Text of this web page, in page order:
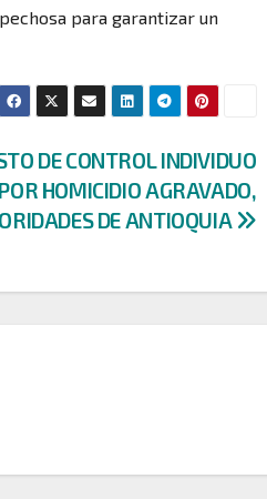
para garantizar un
DE CONTROL INDIVIDUO
HOMICIDIO AGRAVADO,
DE ANTIOQUIA